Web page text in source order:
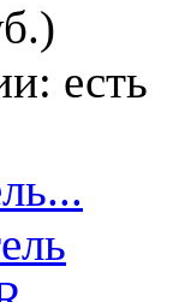
есть